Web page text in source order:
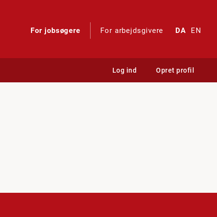
For jobsøgere For arbejdsgivere DA EN
Log ind Opret profil